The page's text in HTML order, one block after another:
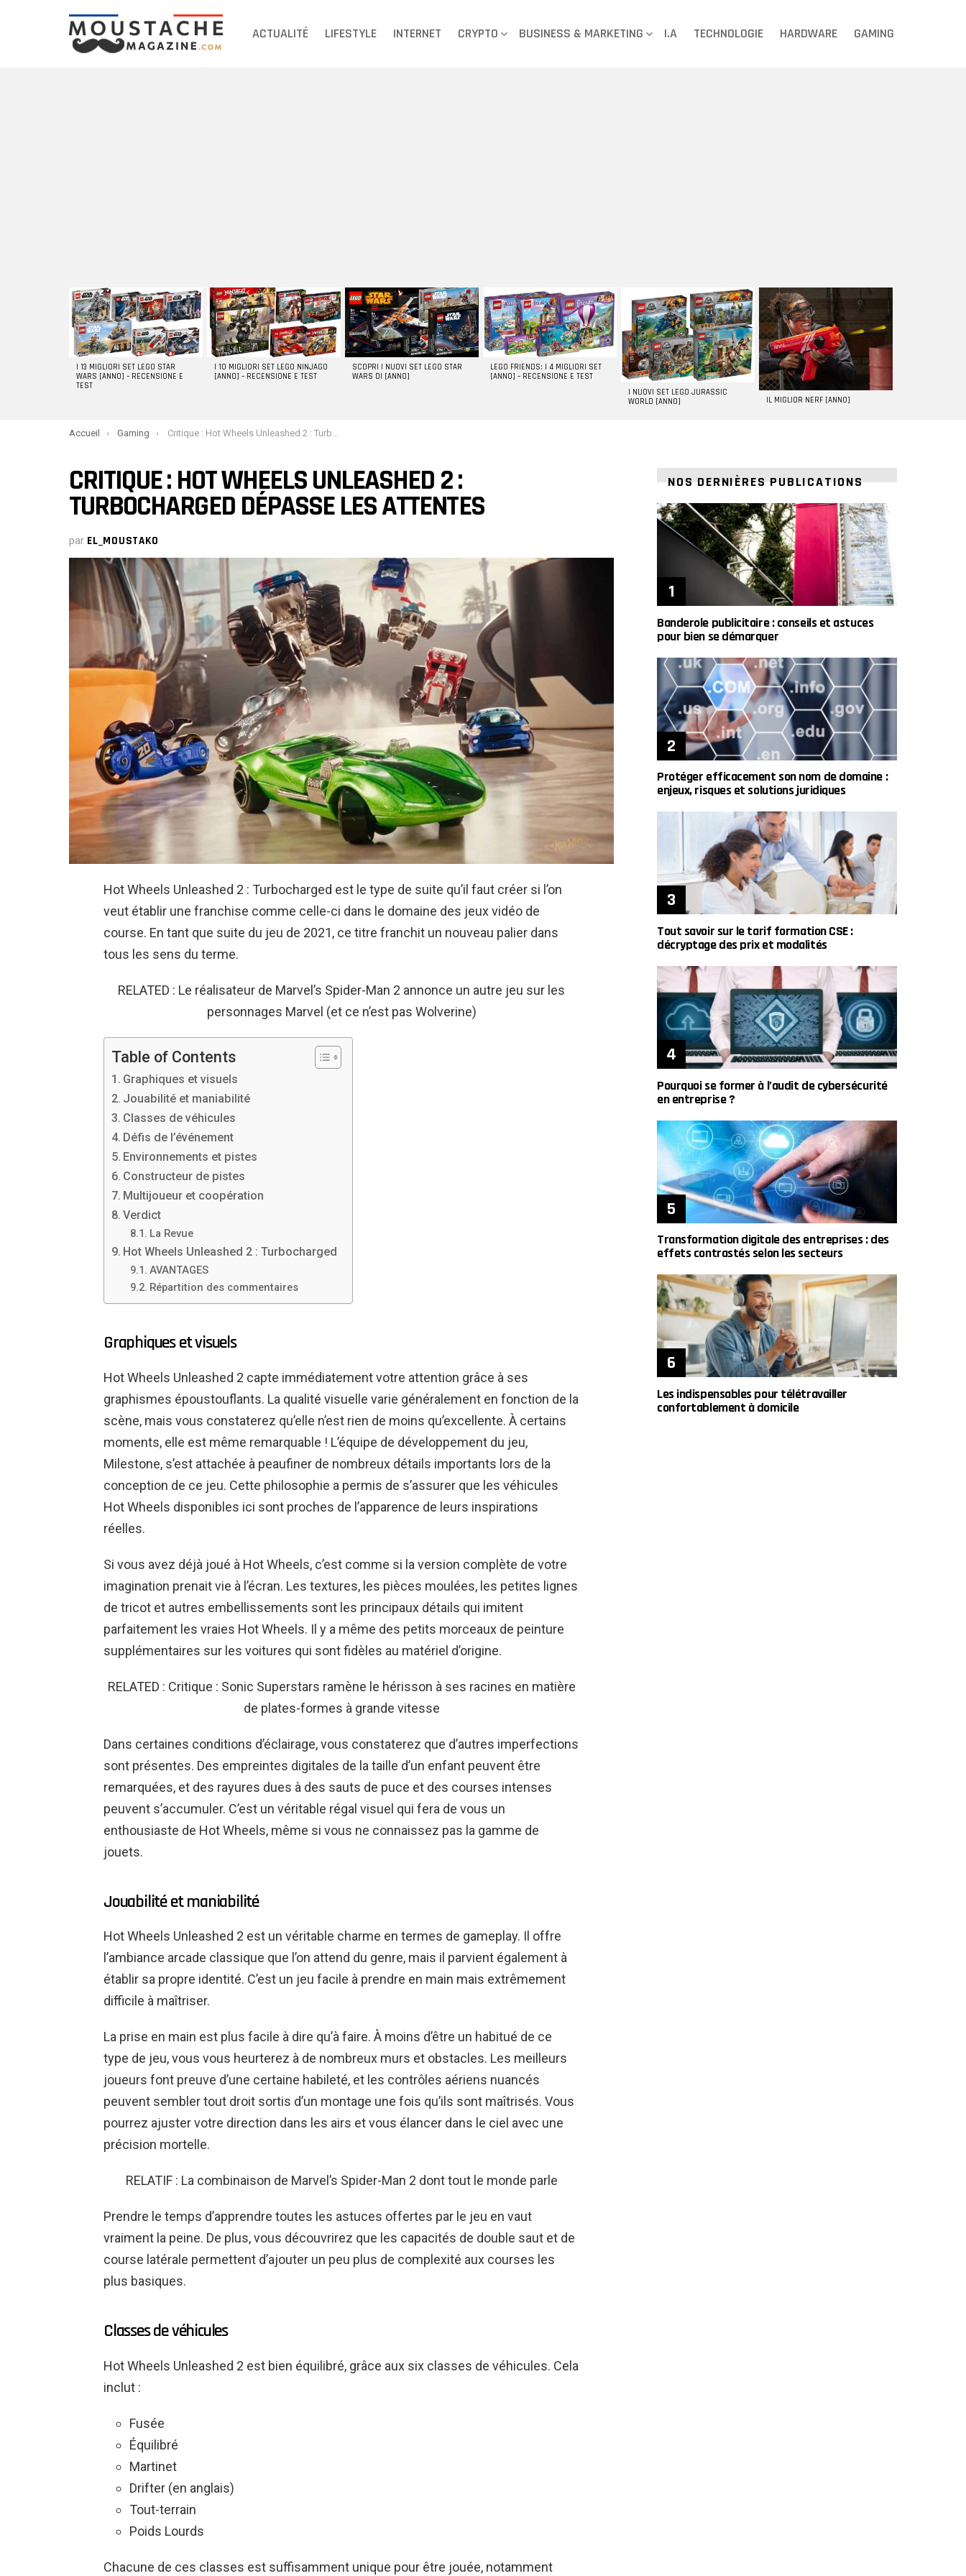
ACTUALITÉ LIFESTYLE INTERNET CRYPTO BUSINESS & MARKETING I.A TECHNOLOGIE HARDWARE GAMING
DERNIERS
ARTICLES
I 13 MIGLIORI SET LEGO STAR
WARS [ANNO] – RECENSIONE E
TEST
I 10 MIGLIORI SET LEGO NINJAGO
[ANNO] – RECENSIONE E TEST
SCOPRI I NUOVI SET LEGO STAR
WARS DI [ANNO]
LEGO FRIENDS: I 4 MIGLIORI SET
[ANNO] – RECENSIONE E TEST
I NUOVI SET LEGO JURASSIC
WORLD [ANNO]
IL MIGLIOR NERF [ANNO]
You are here:
Accueil Gaming Critique : Hot Wheels Unleashed 2 : Turbocharged dépasse les attentes
CRITIQUE : HOT WHEELS UNLEASHED 2 :
TURBOCHARGED DÉPASSE LES ATTENTES
par EL_MOUSTAKO
Hot Wheels Unleashed 2 : Turbocharged est le type de suite qu’il faut créer si l’on
veut établir une franchise comme celle-ci dans le domaine des jeux vidéo de
course. En tant que suite du jeu de 2021, ce titre franchit un nouveau palier dans
tous les sens du terme.
RELATED : Le réalisateur de Marvel’s Spider-Man 2 annonce un autre jeu sur les
personnages Marvel (et ce n’est pas Wolverine)
Table of Contents
Graphiques et visuels
Jouabilité et maniabilité
Classes de véhicules
Défis de l’événement
Environnements et pistes
Constructeur de pistes
Multijoueur et coopération
Verdict
La Revue
Hot Wheels Unleashed 2 : Turbocharged
AVANTAGES
Répartition des commentaires
Graphiques et visuels
Hot Wheels Unleashed 2 capte immédiatement votre attention grâce à ses
graphismes époustouflants. La qualité visuelle varie généralement en fonction de la
scène, mais vous constaterez qu’elle n’est rien de moins qu’excellente. À certains
moments, elle est même remarquable ! L’équipe de développement du jeu,
Milestone, s’est attachée à peaufiner de nombreux détails importants lors de la
conception de ce jeu. Cette philosophie a permis de s’assurer que les véhicules
Hot Wheels disponibles ici sont proches de l’apparence de leurs inspirations
réelles.
Si vous avez déjà joué à Hot Wheels, c’est comme si la version complète de votre
imagination prenait vie à l’écran. Les textures, les pièces moulées, les petites lignes
de tricot et autres embellissements sont les principaux détails qui imitent
parfaitement les vraies Hot Wheels. Il y a même des petits morceaux de peinture
supplémentaires sur les voitures qui sont fidèles au matériel d’origine.
RELATED : Critique : Sonic Superstars ramène le hérisson à ses racines en matière
de plates-formes à grande vitesse
Dans certaines conditions d’éclairage, vous constaterez que d’autres imperfections
sont présentes. Des empreintes digitales de la taille d’un enfant peuvent être
remarquées, et des rayures dues à des sauts de puce et des courses intenses
peuvent s’accumuler. C’est un véritable régal visuel qui fera de vous un
enthousiaste de Hot Wheels, même si vous ne connaissez pas la gamme de
jouets.
Jouabilité et maniabilité
Hot Wheels Unleashed 2 est un véritable charme en termes de gameplay. Il offre
l’ambiance arcade classique que l’on attend du genre, mais il parvient également à
établir sa propre identité. C’est un jeu facile à prendre en main mais extrêmement
difficile à maîtriser.
La prise en main est plus facile à dire qu’à faire. À moins d’être un habitué de ce
type de jeu, vous vous heurterez à de nombreux murs et obstacles. Les meilleurs
joueurs font preuve d’une certaine habileté, et les contrôles aériens nuancés
peuvent sembler tout droit sortis d’un montage une fois qu’ils sont maîtrisés. Vous
pourrez ajuster votre direction dans les airs et vous élancer dans le ciel avec une
précision mortelle.
RELATIF : La combinaison de Marvel’s Spider-Man 2 dont tout le monde parle
Prendre le temps d’apprendre toutes les astuces offertes par le jeu en vaut
vraiment la peine. De plus, vous découvrirez que les capacités de double saut et de
course latérale permettent d’ajouter un peu plus de complexité aux courses les
plus basiques.
Classes de véhicules
Hot Wheels Unleashed 2 est bien équilibré, grâce aux six classes de véhicules. Cela
inclut :
Fusée
Équilibré
Martinet
Drifter (en anglais)
Tout-terrain
Poids Lourds
Chacune de ces classes est suffisamment unique pour être jouée, notamment
NOS DERNIÈRES PUBLICATIONS
Banderole publicitaire : conseils et astuces
pour bien se démarquer
Protéger efficacement son nom de domaine :
enjeux, risques et solutions juridiques
Tout savoir sur le tarif formation CSE :
décryptage des prix et modalités
Pourquoi se former à l’audit de cybersécurité
en entreprise ?
Transformation digitale des entreprises : des
effets contrastés selon les secteurs
Les indispensables pour télétravailler
confortablement à domicile